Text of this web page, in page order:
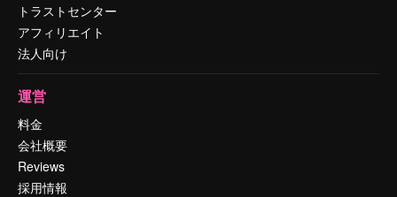
トラストセンター
アフィリエイト
法人向け
運営
料金
会社概要
Reviews
採用情報